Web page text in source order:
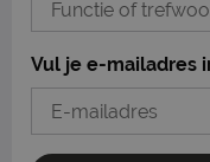
Vul je e-mailadres